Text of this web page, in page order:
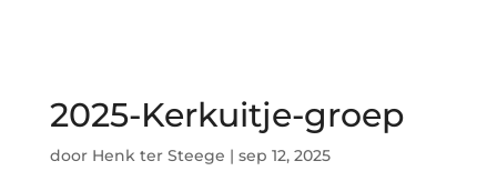
2025-Kerkuitje-groep
door Henk ter Steege | sep 12, 2025